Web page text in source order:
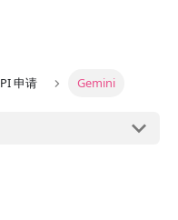
申请 Gemini